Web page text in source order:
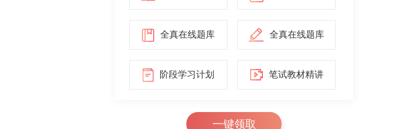
全真在线题库 全真在线题库
阶段学习计划 笔试教材精讲
一键领取